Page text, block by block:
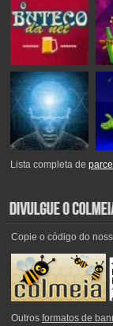
Lista completa de
Copie o código do
Outros formatos de